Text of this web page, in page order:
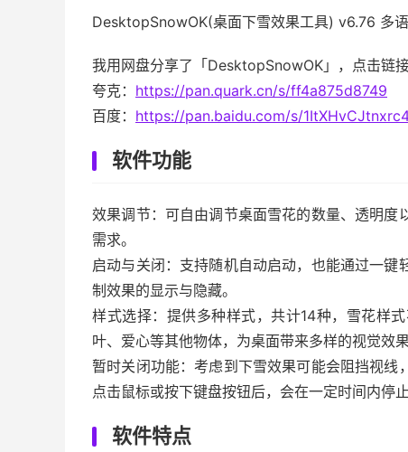
DesktopSnowOK(桌面下雪效果工具) v6.76 多
我用网盘分享了「DesktopSnowOK」，点击链接
夸克： https://pan.quark.cn/s/ff4a875d8749
百度： https://pan.baidu.com/s/
软件功能
效果调节：可自由调节桌面雪花的数量、透明
需求。
启动与关闭：支持随机自动启动，也能通过一
制效果的显示与隐藏。
样式选择：提供多种样式，共计14种，雪花样
叶、爱心等其他物体，为桌面带来多样的视觉效果
暂时关闭功能：考虑到下雪效果可能会阻挡视线
点击鼠标或按下键盘按钮后，会在一定时间内停
软件特点